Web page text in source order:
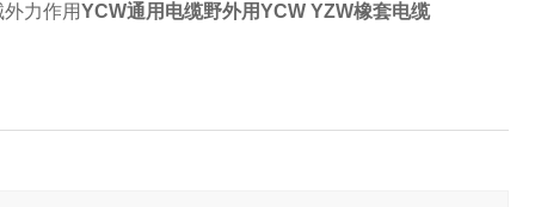
力作用YCW通用电缆野外用YCW YZW橡套电缆